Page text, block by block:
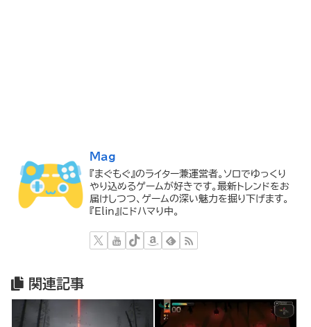
Mag
『まぐもぐ』のライター兼運営者。ソロでゆっくり
やり込めるゲームが好きです。最新トレンドをお
届けしつつ、ゲームの深い魅力を掘り下げます。
『Elin』にドハマり中。
関連記事